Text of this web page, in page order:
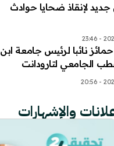
جديد لإنقاذ ضحايا حوادث
نائبا لرئيس جامعة ابن
الجامعي لتارودانت
والإشهارات